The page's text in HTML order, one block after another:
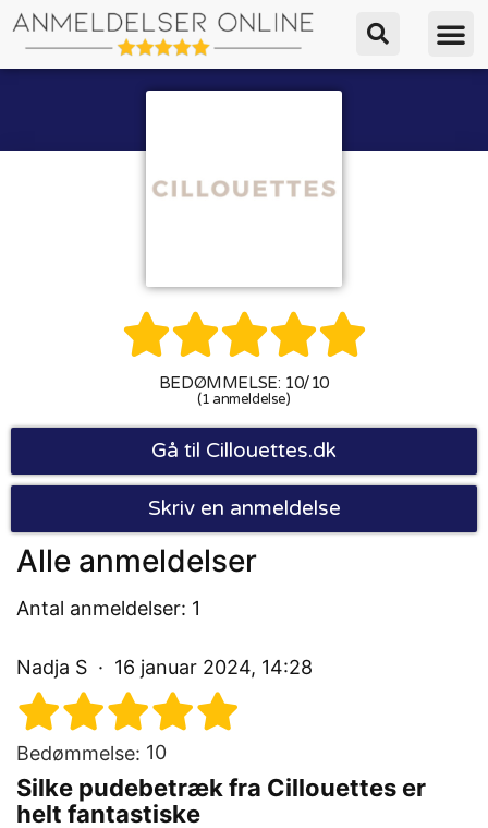

BEDØMMELSE: 10/10
(1 anmeldelse)
Gå til Cillouettes.dk
Skriv en anmeldelse
Alle anmeldelser
Antal anmeldelser: 1
Nadja S 16 januar 2024, 14:28
Bedømmelse: 10
Silke pudebetræk fra Cillouettes er
helt fantastiske